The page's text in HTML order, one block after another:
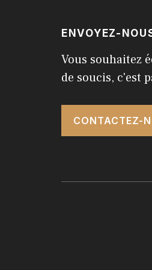
ENVOYEZ-
Vous souhaitez
de soucis, c'est
CONTACTEZ-